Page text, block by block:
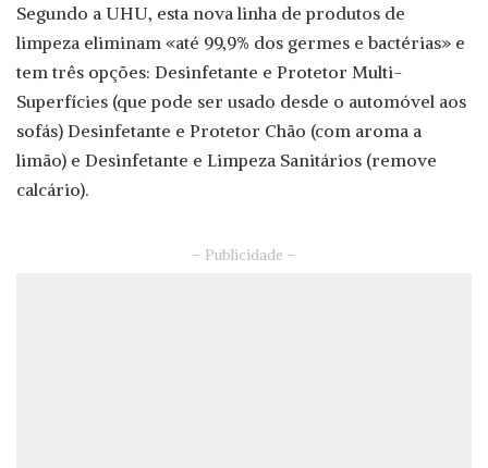
Segundo a UHU, esta nova linha de produtos de
limpeza eliminam «até 99,9% dos germes e bactérias» e
tem três opções: Desinfetante e Protetor Multi-
Superfícies (que pode ser usado desde o automóvel aos
sofás) Desinfetante e Protetor Chão (com aroma a
limão) e Desinfetante e Limpeza Sanitários (remove
calcário).
– Publicidade –